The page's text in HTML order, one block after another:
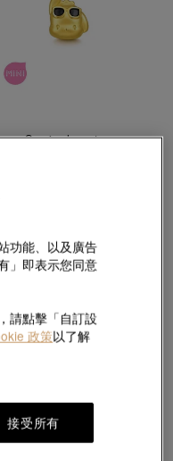
Sanrio characters
功能、以及廣告
」即表示您同意
請點擊「自訂設
政策以了解
接受所有